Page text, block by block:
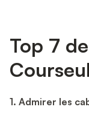
Top 7
1. Admirer les